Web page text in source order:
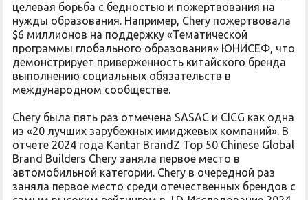
целевая борьба с бедностью и пожертвования на
нужды образования. Например, Chery пожертвовала
$6 миллионов на поддержку «Тематической
программы глобального образования» ЮНИСЕФ, что
демонстрирует приверженность китайского бренда
выполнению социальных обязательств в
международном сообществе.
Chery была пять раз отмечена SASAC и CICG как одна
из «20 лучших зарубежных имиджевых компаний». В
отчете 2024 года Kantar BrandZ Top 50 Chinese Global
Brand Builders Chery заняла первое место в
автомобильной категории. Chery в очередной раз
заняла первое место среди отечественных брендов с